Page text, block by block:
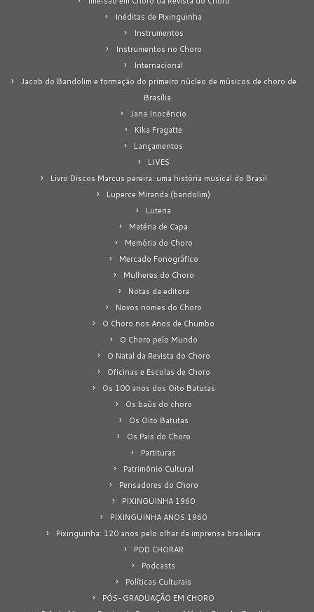
Inéditas de Pixinguinha
Instrumentos
Instrumentos no Choro
Internacional
Jacob do Bandolim e formação do primeiro núcleo de músicos de choro de
Brasília
Jana Inocêncio
Kika Fragatte
Lançamentos
LIVES
Livro Discos Marcus pereira: uma história musical do Brasil
Luperce Miranda (bandolim)
Luteria
Matéria de Capa
Memória do Choro
Mercado Fonográfico
Mulheres do Choro
Notas da editora
Novos nomes do Choro
O Choro nos Anos de Chumbo
O Choro pelo Mundo
O Natal da Revista do Choro
Oficinas e Escolas de Choro
Os 100 anos dos Oito Batutas
Os baús do choro
Os Oito Batutas
Os Pais do Choro
Partituras
Patrimônio Cultural
Pensadores do Choro
PIXINGUINHA 1960
PIXINGUINHA ANOS 1960
Pixinguinha: 120 anos pelo olhar da imprensa brasileira
POD CHORAR
Podcasts
Políticas Culturais
PÓS-GRADUAÇÃO EM CHORO